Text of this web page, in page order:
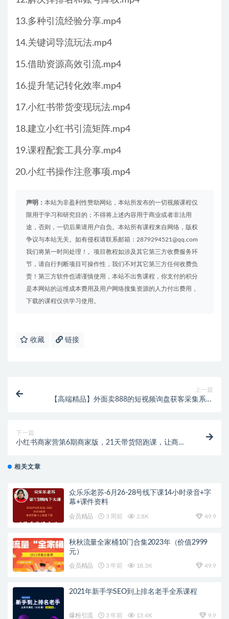
13.多种引流经验分享.mp4
14.关键词导流玩法.mp4
15.借助资源高效引流.mp4
16.提升笔记转化效率.mp4
17.小红书带货变现玩法.mp4
18.建立小红书引流矩阵.mp4
19.课程配套工具分享.mp4
20.小红书操作注意事项.mp4
声明： 本站为非盈利性赞助网站，本站所发布的一切视频课程仅
限用于学习和研究目的；不得将上述内容用于商业或者非法用
途，否则，一切后果请用户自负。本站所有课程来自网络，版权
争议与本站无关。如有侵权请联系邮箱：2879294521@qq.com
我们将第一时间处理！。项目教程如涉及其它第三方收费服务环
节，请自行判断项目可操作性，我们不对其它第三方任何收费负
责！第三方软件也请谨慎使用，本站不出售课程，你支付的积分
是本网站的运维成本费用及用户网络搜集资源的人力付出费用，
下载的课程仅供学习使用。
收藏 链接
上一篇
【高端精品】外面卖888的短视频询盘获客采集系统
下一篇
小红书商家营第6期商家版，21天带货陪跑课，让商家
相关文章
众乐乐老苏·6月26-28号线下课14小时录音+字
幕+课件资料
会员精品 3 周前 2.8K 49.9
秋秋流量全家桶10门合集2023年（价值2999
元）
会员精品 3 年前 18.3K 49.9
2021年新手学SEO到上排名老手全系课程
爆粉引流 3 年前 13.4K 9.9